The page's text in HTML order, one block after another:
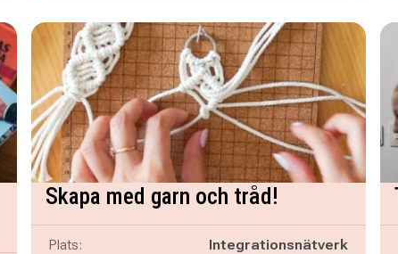
Skapa med garn och tråd!
Plats:
Integrationsnätverk